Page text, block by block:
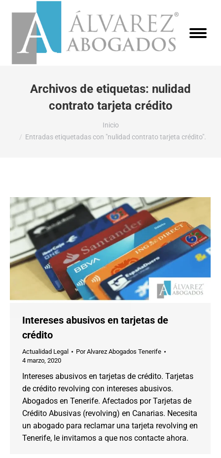
Archivos de etiquetas: nulidad
contrato tarjeta crédito
Inicio
Entradas etiquetadas con "nulidad contrato tarjeta crédito".
Intereses abusivos en tarjetas de
crédito
Actualidad Legal PorAlvarez Abogados Tenerife
4 marzo, 2020
Intereses abusivos en tarjetas de crédito. Tarjetas
de crédito revolving con intereses abusivos.
Abogados en Tenerife. Afectados por Tarjetas de
Crédito Abusivas (revolving) en Canarias. Necesita
un abogado para reclamar una tarjeta revolving en
Tenerife, le invitamos a que nos contacte ahora.